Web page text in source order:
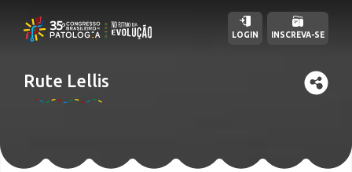
Rute Lellis
LOGIN INSCREVA-SE